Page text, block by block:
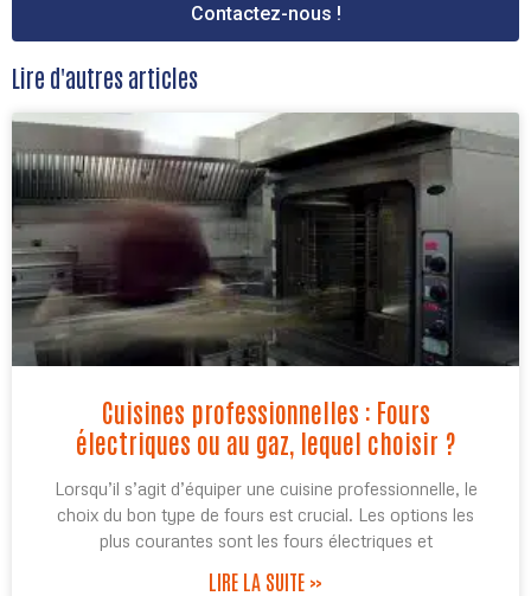
Contactez-nous !
Lire d'autres articles
Cuisines professionnelles : Fours
électriques ou au gaz, lequel choisir ?
Lorsqu’il s’agit d’équiper une cuisine professionnelle, le
choix du bon type de fours est crucial. Les options les
plus courantes sont les fours électriques et
LIRE LA SUITE »